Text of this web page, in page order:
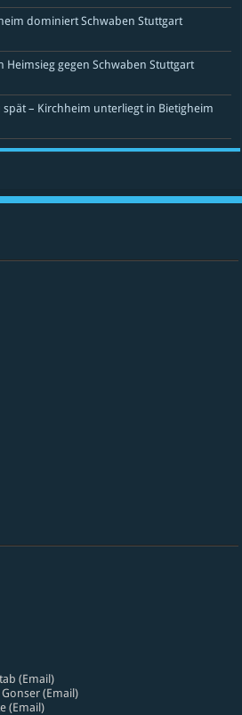
dominiert Schwaben Stuttgart
gegen Schwaben Stuttgart
– Kirchheim unterliegt in Bietigheim
(Email)
(Email)
(Email)